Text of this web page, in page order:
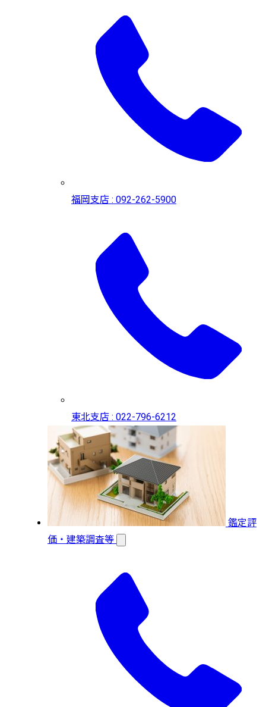
福岡支店 : 092-262-5900
東北支店 : 022-796-6212
鑑定評
価・建築調査等